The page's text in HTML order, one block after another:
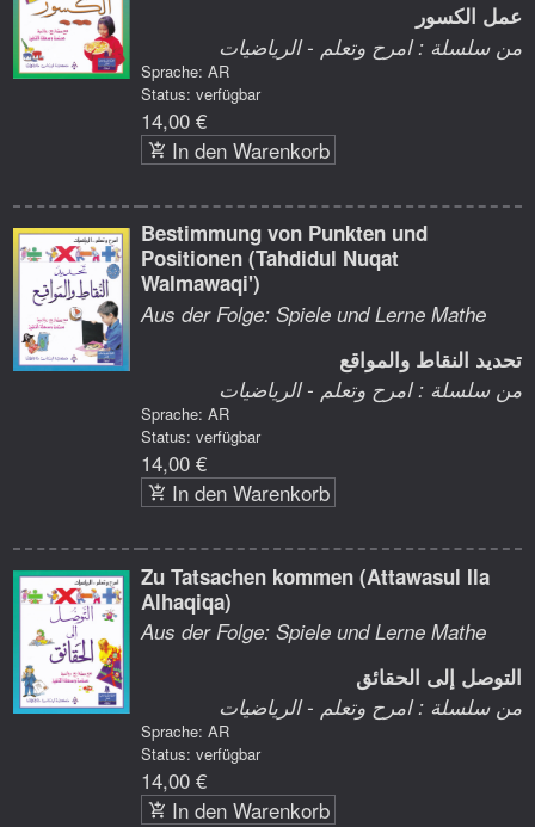
عمل الكسور
من سلسلة : امرح وتعلم - الرياضيات
Sprache: AR
Status: verfügbar
14,00 €
In den Warenkorb
Bestimmung von Punkten und
Positionen (Tahdidul Nuqat
Walmawaqi')
Aus der Folge: Spiele und Lerne Mathe
تحديد النقاط والمواقع
من سلسلة : امرح وتعلم - الرياضيات
Sprache: AR
Status: verfügbar
14,00 €
In den Warenkorb
Zu Tatsachen kommen (Attawasul Ila
Alhaqiqa)
Aus der Folge: Spiele und Lerne Mathe
التوصل إلى الحقائق
من سلسلة : امرح وتعلم - الرياضيات
Sprache: AR
Status: verfügbar
14,00 €
In den Warenkorb